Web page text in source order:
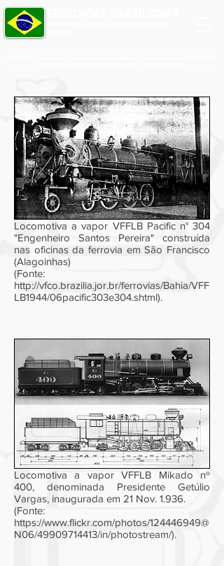
Locomotiva a vapor VFFLB Pacific n° 304
"Engenheiro Santos Pereira" construída
nas oficinas da ferrovia em São Francisco
(Alagoinhas)
(Fonte:
http://vfco.brazilia.jor.br/ferrovias/Bahia/VFF
LB1944/06pacific303e304.shtml).
Locomotiva a vapor VFFLB Mikado nº
400, denominada Presidente Getúlio
Vargas, inaugurada em 21 Nov. 1.936.
(Fonte:
https://www.flickr.com/photos/124446949@
N06/49909714413/in/photostream/).